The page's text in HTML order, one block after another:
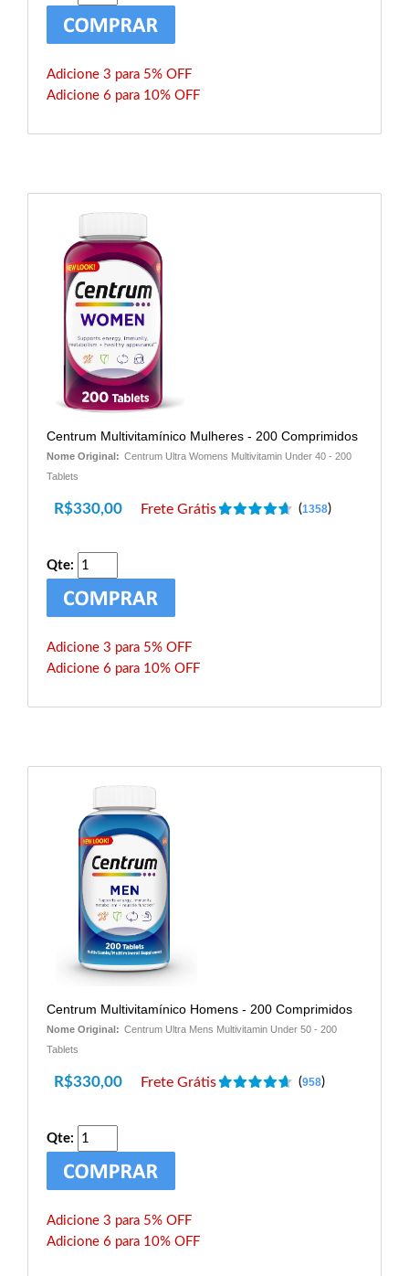
Adicione 3 para 5% OFF
Adicione 6 para 10% OFF
Centrum Multivitamínico Mulheres - 200 Comprimidos
Nome Original: Centrum Ultra Womens Multivitamin Under 40 - 200
Tablets
R$330,00 Frete Grátis (1358)
Qte:
Adicione 3 para 5% OFF
Adicione 6 para 10% OFF
Centrum Multivitamínico Homens - 200 Comprimidos
Nome Original: Centrum Ultra Mens Multivitamin Under 50 - 200
Tablets
R$330,00 Frete Grátis (958)
Qte:
Adicione 3 para 5% OFF
Adicione 6 para 10% OFF